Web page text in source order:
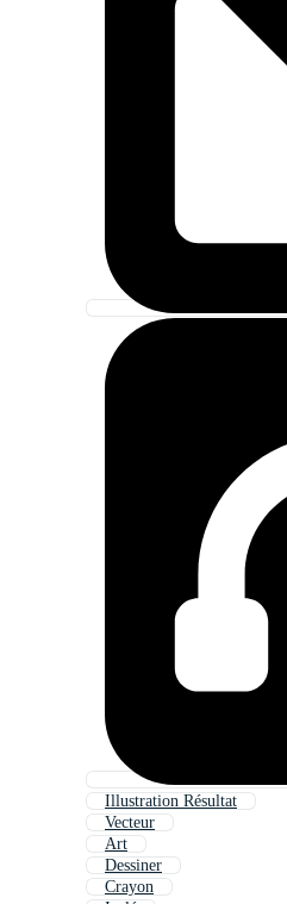
Illustration Résultat
Vecteur
Art
Dessiner
Crayon